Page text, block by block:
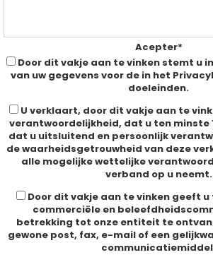
Acepter*
Door dit vakje aan te vinken stemt u
van uw gegevens voor de in het
doeleinden.
U verklaart, door dit vakje aan te
verantwoordelijkheid, dat u ten minste
dat u uitsluitend en persoonlijk
de waarheidsgetrouwheid van deze
alle mogelijke wettelijke
verband op u neemt.
Door dit vakje aan te vinken geeft
commerciële en
betrekking tot onze entiteit te
gewone post, fax, e-mail of een